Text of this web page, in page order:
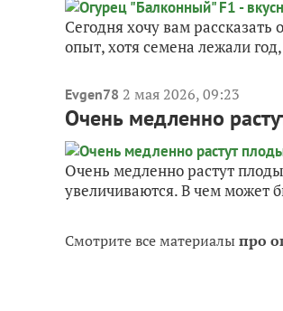
Сегодня хочу вам
опыт, хотя семена лежали
Evgen78 2 мая 2026, 09:23
Очень медленно
Очень медленно растут
увеличиваются. В чем может
Смотрите все материалыпро